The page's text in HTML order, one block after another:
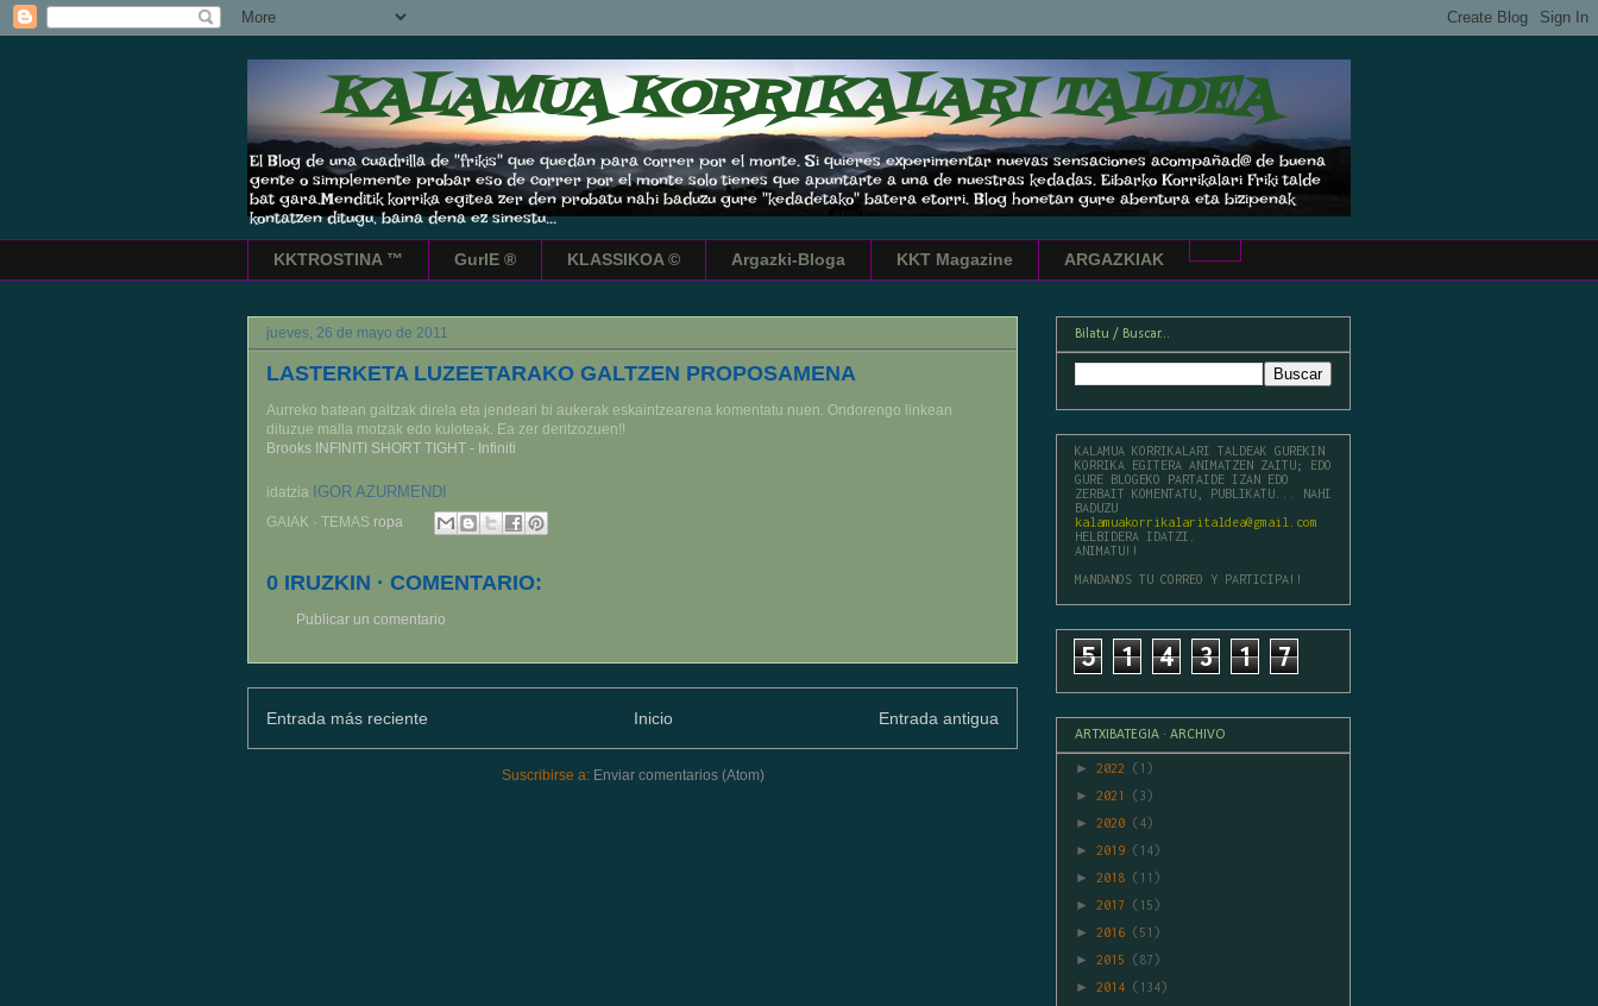
KALAMUA KORRIKALARI TALDEA
El Blog de una cuadrilla de "frikis" que quedan para correr por el monte. Si quieres experimentar nuevas sensaciones acompañad@ de buena
gente o simplemente probar eso de correr por el monte solo tienes que apuntarte a una de nuestras kedadas. Eibarko Korrikalari Friki talde
bat gara.Menditik korrika egitea zer den probatu nahi baduzu gure "kedadetako" batera etorri. Blog honetan gure abentura eta bizipenak
kontatzen ditugu, baina dena ez sinestu...
KKTROSTINA ™ GurIE ® KLASSIKOA © Argazki-Bloga KKT Magazine ARGAZKIAK
jueves, 26 de mayo de 2011
LASTERKETA LUZEETARAKO GALTZEN PROPOSAMENA
Aurreko batean galtzak direla eta jendeari bi aukerak eskaintzearena komentatu nuen. Ondorengo linkean
dituzue malla motzak edo kuloteak. Ea zer deritzozuen!!
Brooks INFINITI SHORT TIGHT - Infiniti
idatzia IGOR AZURMENDI
GAIAK · TEMAS ropa
0 IRUZKIN · COMENTARIO:
Publicar un comentario
Entrada más reciente Entrada antigua
Inicio
Suscribirse a: Enviar comentarios (Atom)
Bilatu / Buscar...
KALAMUA KORRIKALARI TALDEAK GUREKIN
KORRIKA EGITERA ANIMATZEN ZAITU; EDO
GURE BLOGEKO PARTAIDE IZAN EDO
ZERBAIT KOMENTATU, PUBLIKATU... NAHI
BADUZU
kalamuakorrikalaritaldea@gmail.com
HELBIDERA IDATZI.
ANIMATU!!
MANDANOS TU CORREO Y PARTICIPA!!
5 1 4 3 1 7
ARTXIBATEGIA · ARCHIVO
► 2022 (1)
► 2021 (3)
► 2020 (4)
► 2019 (14)
► 2018 (11)
► 2017 (15)
► 2016 (51)
► 2015 (87)
► 2014 (134)